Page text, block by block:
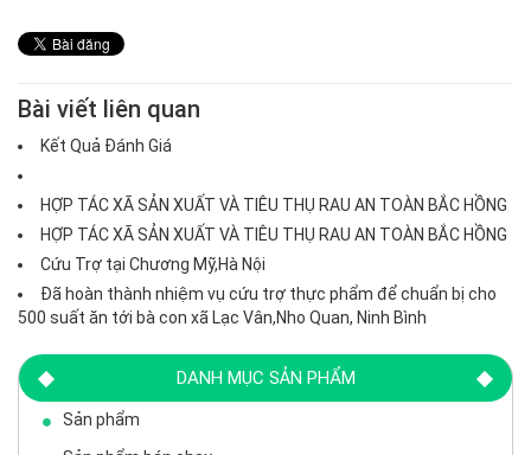
Bài viết liên quan
Kết Quả Đánh Giá
HỢP TÁC XÃ SẢN XUẤT VÀ TIÊU THỤ RAU AN TOÀN BẮC HỒNG
HỢP TÁC XÃ SẢN XUẤT VÀ TIÊU THỤ RAU AN TOÀN BẮC HỒNG
Cứu Trợ tại Chương Mỹ,Hà Nội
Đã hoàn thành nhiệm vụ cứu trợ thực phẩm để chuẩn bị cho
500 suất ăn tới bà con xã Lạc Vân,Nho Quan, Ninh Bình
DANH MỤC SẢN PHẨM
Sản phẩm